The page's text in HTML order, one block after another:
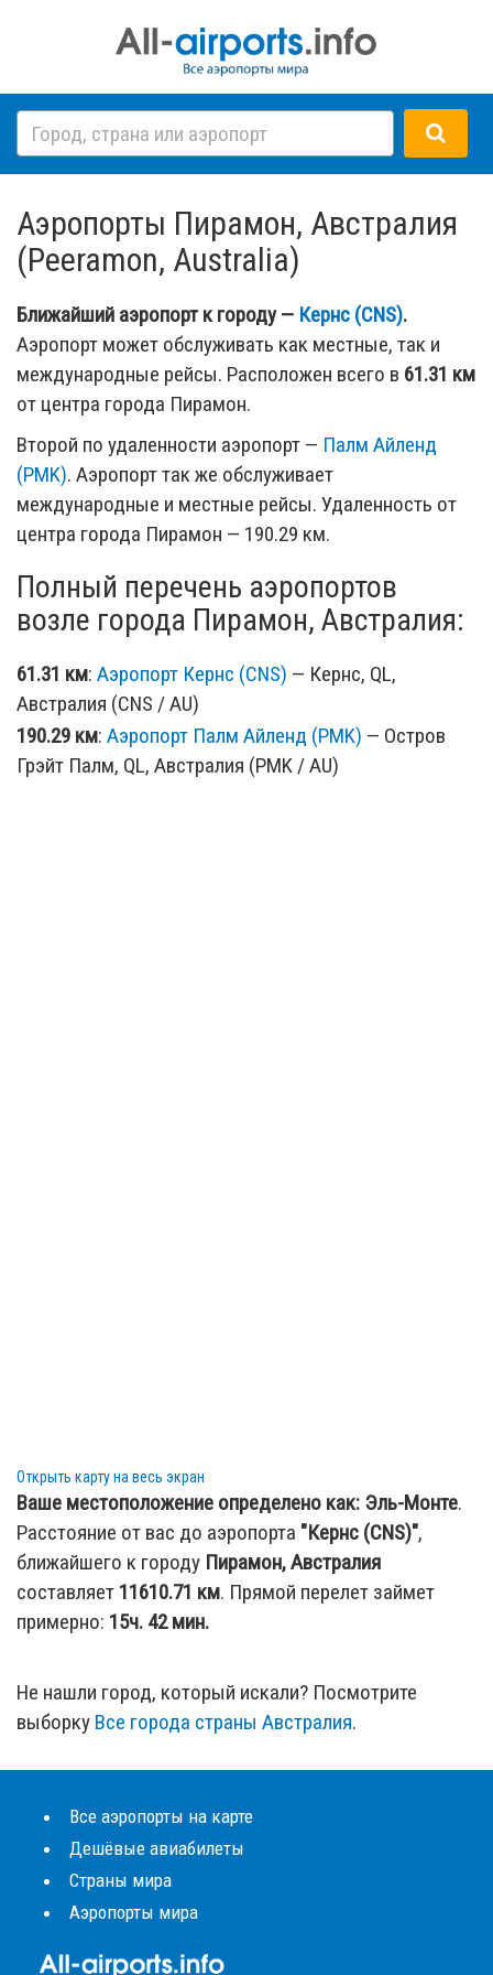
Аэропорты Пирамон, Австралия
(Peeramon, Australia)
Ближайший аэропорт к городу — Кернс (CNS).
Аэропорт может обслуживать как местные, так и
международные рейсы. Расположен всего в 61.31 км
от центра города Пирамон.
Второй по удаленности аэропорт — Палм Айленд
(PMK). Аэропорт так же обслуживает
международные и местные рейсы. Удаленность от
центра города Пирамон — 190.29 км.
Полный перечень аэропортов
возле города Пирамон, Австралия:
61.31 км: Аэропорт Кернс (CNS) — Кернс, QL,
Австралия (CNS / AU)
190.29 км: Аэропорт Палм Айленд (PMK) — Остров
Грэйт Палм, QL, Австралия (PMK / AU)
Открыть карту на весь экран
Ваше местоположение определено как: Эль-Монте.
Расстояние от вас до аэропорта "Кернс (CNS)",
ближайшего к городу Пирамон, Австралия
составляет 11610.71 км. Прямой перелет займет
примерно: 15ч. 42 мин.
Не нашли город, который искали? Посмотрите
выборку Все города страны Австралия.
Все аэропорты на карте
Дешёвые авиабилеты
Страны мира
Аэропорты мира